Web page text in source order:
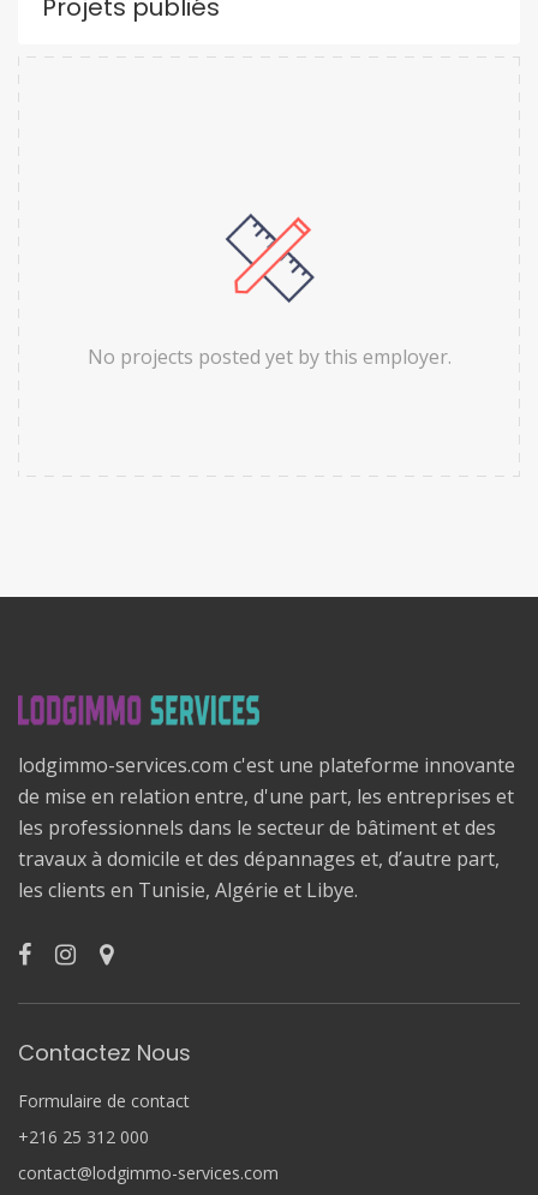
Projets publiés
No projects posted yet by this employer.
lodgimmo-services.com c'est une plateforme innovante
de mise en relation entre, d'une part, les entreprises et
les professionnels dans le secteur de bâtiment et des
travaux à domicile et des dépannages et, d’autre part,
les clients en Tunisie, Algérie et Libye.
Contactez Nous
Formulaire de contact
+216 25 312 000
contact@lodgimmo-services.com